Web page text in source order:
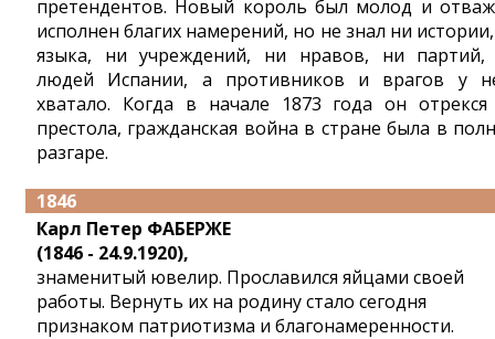
претендентов. Новый король был молод и
исполнен благих намерений, но не знал ни
языка, ни учреждений, ни нравов, ни
людей Испании, а противников и врагов у
хватало. Когда в начале 1873 года он
престола, гражданская война в стране была в
разгаре.
1846
Карл Петер ФАБЕРЖЕ
(1846 - 24.9.1920),
знаменитый ювелир. Прославился яйцами своей
работы. Вернуть их на родину стало сегодня
признаком патриотизма и благонамеренности.